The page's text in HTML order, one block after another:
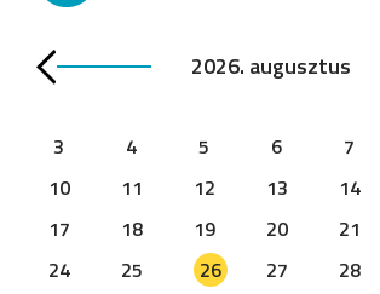
2026. augusztus
3
4 5 6 7
10
11 12 13 14
17
18 19 20 21
24
25 26 27 28